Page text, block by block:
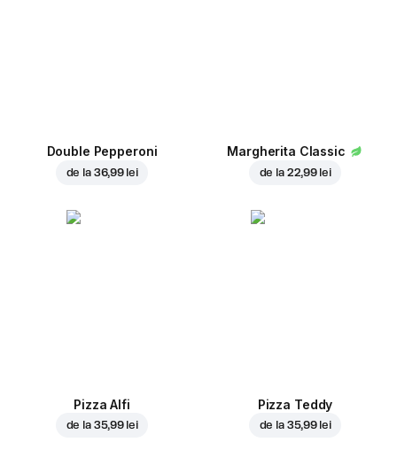
Double Pepperoni
de la 36,99 lei
Margherita Classic
de la 22,99 lei
Pizza Alfi
de la 35,99 lei
Pizza Teddy
de la 35,99 lei